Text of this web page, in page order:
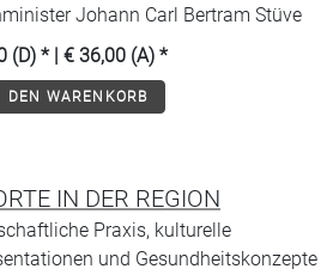
Johann Carl Bertram Stüve
(D) * | € 36,00 (A) *
DEN WARENKORB
IN DER REGION
Praxis, kulturelle
und Gesundheitskonzepte